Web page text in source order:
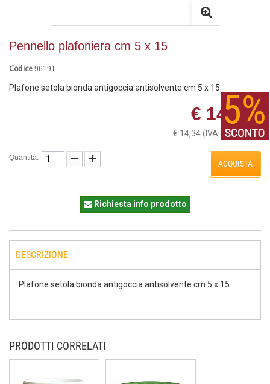
Pennello plafoniera cm 5 x 15
Codice 96191
Plafone setola bionda antigoccia antisolvente cm 5 x 15
€ 14,34
€ 14,34(IVA esclusa)
Quantità:
ACQUISTA
Richiesta info prodotto
DESCRIZIONE
Plafone setola bionda antigoccia antisolvente cm 5 x 15
PRODOTTI CORRELATI